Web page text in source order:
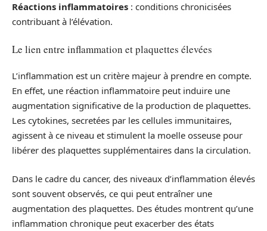
Réactions inflammatoires : conditions chronicisées
contribuant à l’élévation.
Le lien entre inflammation et plaquettes élevées
L’inflammation est un critère majeur à prendre en compte.
En effet, une réaction inflammatoire peut induire une
augmentation significative de la production de plaquettes.
Les cytokines, secretées par les cellules immunitaires,
agissent à ce niveau et stimulent la moelle osseuse pour
libérer des plaquettes supplémentaires dans la circulation.
Dans le cadre du cancer, des niveaux d’inflammation élevés
sont souvent observés, ce qui peut entraîner une
augmentation des plaquettes. Des études montrent qu’une
inflammation chronique peut exacerber des états